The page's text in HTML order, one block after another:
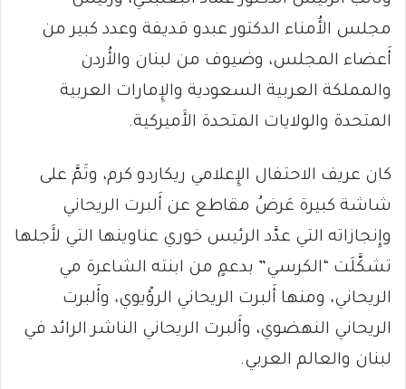
مجلس الأُمناء الدكتور عبدو قديفة وعدد كبير من
أَعضاء المجلس، وضيوف من لبنان والأُردن
والمملكة العربية السعودية والإِمارات العربية
المتحدة والولايات المتحدة الأَميركية.
كان عريف الاحتفال الإِعلامي ريكاردو كرم، وتَمَّ على
شاشة كبيرة عَرضُ مقاطع عن أَلبرت الريحاني
وإِنجازاته التي عدَّد الرئيس خوري عناوينها التي لأَجلها
تشكَّلَت “الكرسي” بدعمٍ من ابنته الشاعرة مي
الريحاني، ومنها أَلبرت الريحاني الرؤْيوي، وأَلبرت
الريحاني النهضوي، وأَلبرت الريحاني الناشر الرائد في
لبنان والعالم العربي.